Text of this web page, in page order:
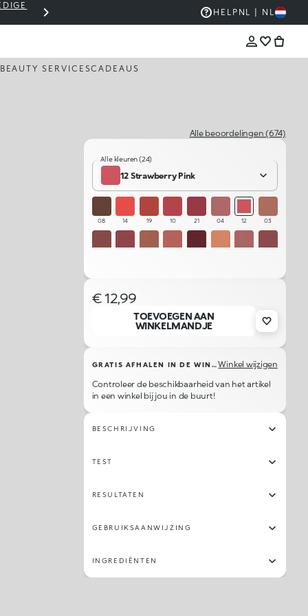
THE KIKO SALE: TOT -50%
HELP NL | NL
BEAUTY SERVICESCADEAUS
Alle beoordelingen (674)
Alle kleuren (24)
12 Strawberry Pink
08 14 19 10 21 04 12 03
€ 12,99
TOEVOEGEN AAN
WINKELMANDJE
GRATIS AFHALEN IN DE WINKEL Winkel wijzigen
Controleer de beschikbaarheid van het artikel
in een winkel bij jou in de buurt!
BESCHRIJVING
TEST
RESULTATEN
GEBRUIKSAANWIJZING
INGREDIËNTEN